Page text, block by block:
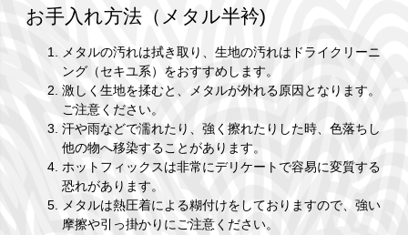
お手入れ方法（メタル半衿)
メタルの汚れは拭き取り、生地の汚れはドライクリーニ
ング（セキユ系）をおすすめします。
激しく生地を揉むと、メタルが外れる原因となります。
ご注意ください。
汗や雨などで濡れたり、強く擦れたりした時、色落ちし
他の物へ移染することがあります。
ホットフィックスは非常にデリケートで容易に変質する
恐れがあります。
メタルは熱圧着による糊付けをしておりますので、強い
摩擦や引っ掛かりにご注意ください。